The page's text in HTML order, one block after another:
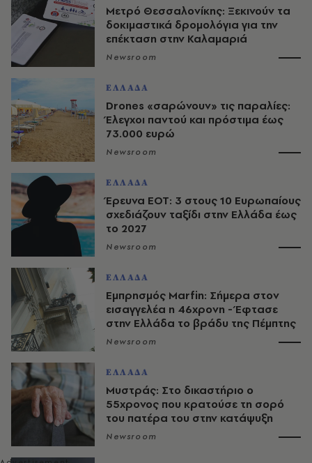
Μετρό Θεσσαλονίκης: Ξεκινούν τα
δοκιμαστικά δρομολόγια για την
επέκταση στην Καλαμαριά
Newsroom
ΕΛΛΑΔΑ
Drones «σαρώνουν» τις παραλίες:
Έλεγχοι παντού και πρόστιμα έως
73.000 ευρώ
Newsroom
ΕΛΛΑΔΑ
Έρευνα ΕΟΤ: 3 στους 10 Ευρωπαίους
σχεδιάζουν ταξίδι στην Ελλάδα έως
το 2027
Newsroom
ΕΛΛΑΔΑ
Εμπρησμός Marfin: Σήμερα στον
εισαγγελέα η 46χρονη - Έφτασε
στην Ελλάδα το βράδυ της Πέμπτης
Newsroom
ΕΛΛΑΔΑ
Μυστράς: Στο δικαστήριο ο
55χρονος που κρατούσε τη σορό
του πατέρα του στην κατάψυξη
Newsroom